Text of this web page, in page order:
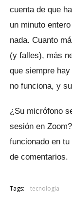
cuenta de que
un minuto
nada. Cuanto
(y falles), más
que siempre
no funciona, y
¿Su micrófono
sesión en Zoom?
funcionado en tu
de comentarios.
Tags: tecnología